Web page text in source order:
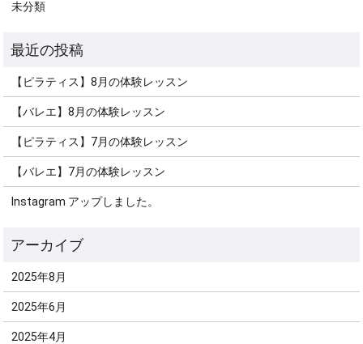
未分類
【ピラティス】8月の体験レッスン
【バレエ】8月の体験レッスン
【ピラティス】7月の体験レッスン
【バレエ】7月の体験レッスン
Instagram アップしました。
2025年8月
2025年6月
2025年4月